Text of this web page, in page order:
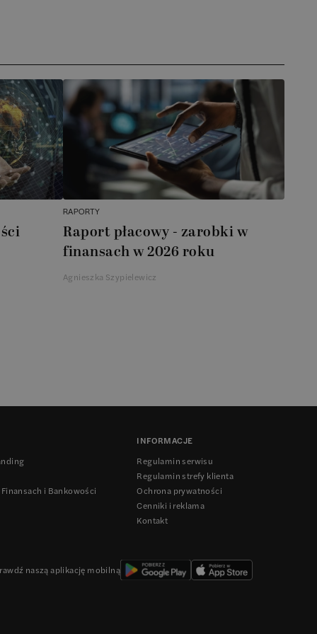
RAPORTY
Raport płacowy - zarobki w
finansach w 2026 roku
Agnieszka Szypielewicz
i Bankowości
INFORMACJE
Regulamin serwisu
Regulamin strefy klienta
Ochrona prywatności
Cenniki i reklama
Kontakt
naszą aplikację mobilną